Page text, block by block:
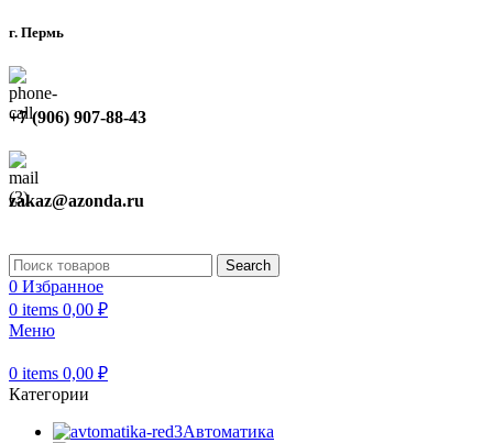
г. Пермь
+7 (906) 907-88-43
zakaz@azonda.ru
Search
0 Избранное
0 items 0,00 ₽
Меню
0 items 0,00 ₽
Категории
Автоматика